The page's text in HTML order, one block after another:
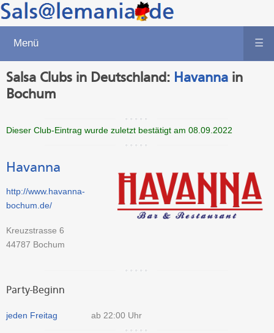
Menü ☰
Salsa Clubs in Deutschland: Havanna in
Bochum
Dieser Club-Eintrag wurde zuletzt bestätigt am 08.09.2022
Havanna
http://www.havanna-
bochum.de/
Kreuzstrasse 6
44787 Bochum
Party-Beginn
jeden Freitag ab 22:00 Uhr